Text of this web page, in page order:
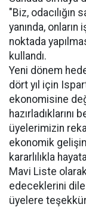
"Biz,
yanında,
noktada
kullandı.
Yeni dönem
dört yıl için
ekonomisine
üyelerimizin
ekonomik
kararlılıkla
Mavi Liste
edeceklerini
üyelere